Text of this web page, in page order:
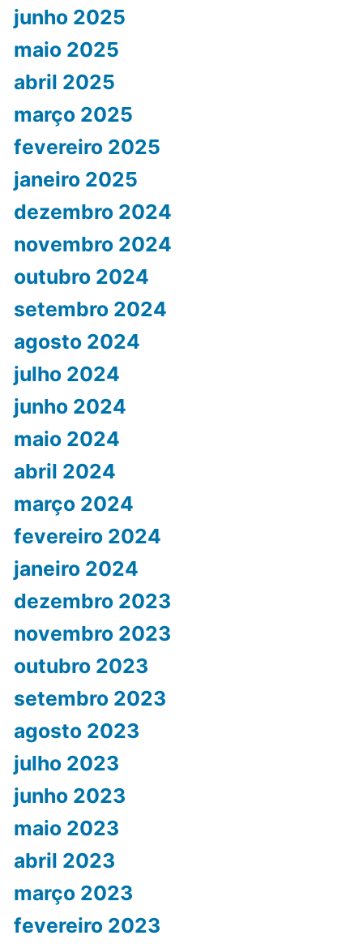
junho 2025
maio 2025
abril 2025
março 2025
fevereiro 2025
janeiro 2025
dezembro 2024
novembro 2024
outubro 2024
setembro 2024
agosto 2024
julho 2024
junho 2024
maio 2024
abril 2024
março 2024
fevereiro 2024
janeiro 2024
dezembro 2023
novembro 2023
outubro 2023
setembro 2023
agosto 2023
julho 2023
junho 2023
maio 2023
abril 2023
março 2023
fevereiro 2023